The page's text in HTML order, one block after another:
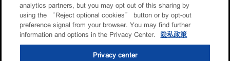
analytics partners, but you may opt out of this sharing by
using the “Reject optional cookies” button or by opt-out
preference signal from your browser. You may find further
information and options in the Privacy Center.
隐私政策
Privacy center